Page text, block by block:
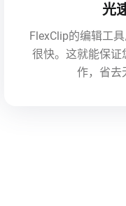
光
FlexClip的编辑工
很快。这就能保证
作，省去